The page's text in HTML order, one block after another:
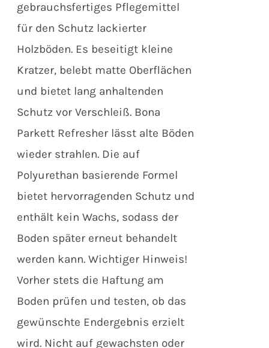
gebrauchsfertiges Pflegemittel
für den Schutz lackierter
Holzböden. Es beseitigt kleine
Kratzer, belebt matte Oberflächen
und bietet lang anhaltenden
Schutz vor Verschleiß. Bona
Parkett Refresher lässt alte Böden
wieder strahlen. Die auf
Polyurethan basierende Formel
bietet hervorragenden Schutz und
enthält kein Wachs, sodass der
Boden später erneut behandelt
werden kann. Wichtiger Hinweis!
Vorher stets die Haftung am
Boden prüfen und testen, ob das
gewünschte Endergebnis erzielt
wird. Nicht auf gewachsten oder